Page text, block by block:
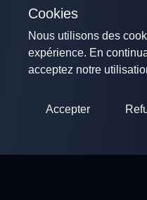
Cookies
Nous utilisons des
expérience. En
acceptez notre
Accepter